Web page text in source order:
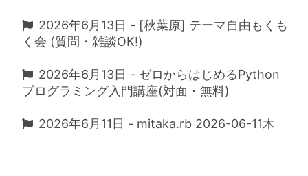
2026年6月13日 - [秋葉原] テーマ自由もくも
く会 (質問・雑談OK!)
2026年6月13日 - ゼロからはじめるPython
プログラミング入門講座(対面・無料)
2026年6月11日 - mitaka.rb 2026-06-11木